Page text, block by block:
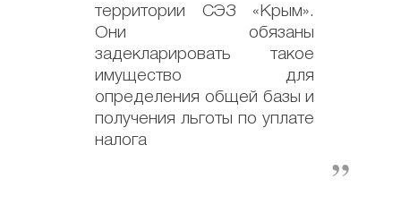
территории СЭЗ «Крым».
Они обязаны
задекларировать такое
имущество для
определения общей базы и
получения льготы по уплате
налога